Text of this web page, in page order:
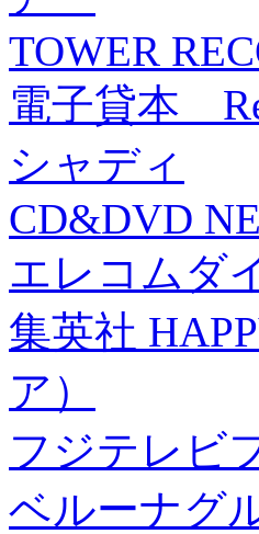
TOWER
電子貸本
シャディ
CD&DVD
エレコムダ
集英社
ア）
フジテレビ
ベルーナグ